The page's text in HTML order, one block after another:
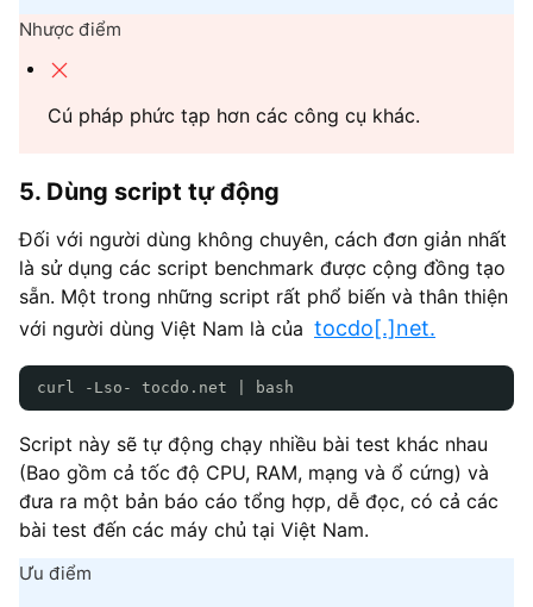
Nhược điểm
Cú pháp phức tạp hơn các công cụ khác.
5. Dùng script tự động
Đối với người dùng không chuyên, cách đơn giản nhất
là sử dụng các script benchmark được cộng đồng tạo
sẵn. Một trong những script rất phổ biến và thân thiện
với người dùng Việt Nam là của tocdo[.]net.
curl -Lso- tocdo.net | bash
Script này sẽ tự động chạy nhiều bài test khác nhau
(Bao gồm cả tốc độ CPU, RAM, mạng và ổ cứng) và
đưa ra một bản báo cáo tổng hợp, dễ đọc, có cả các
bài test đến các máy chủ tại Việt Nam.
Ưu điểm